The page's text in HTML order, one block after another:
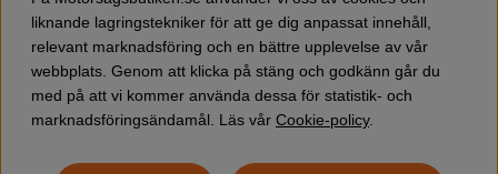
fokus mot entusiaster och professionella användare av
motorsågar. Vi erbjuder ett brett sortiment av
Husqvarna motorsågarsamt alla tänkbaratillbehör
du kan behöva vid trädfällning, gallring och allmän
skogsskötsel. Välkommen att handla din Husqvarna
motorsåg och tillbehör online hos oss!
liknande lagringstekniker för att ge dig anpassat innehåll,
relevant marknadsföring och en bättre upplevelse av vår
webbplats. Genom att klicka på stäng och godkänn går du
med på att vi kommer använda dessa för statistik- och
marknadsföringsändamål. Läs vår Cookie-policy.